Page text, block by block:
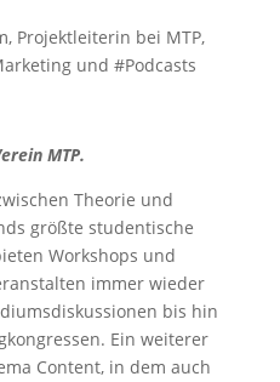
Projektleiterin bei MTP,
und #Podcasts
MTP.
Theorie und
größte studentische
Workshops und
immer wieder
bis hin
Ein weiterer
Content, in dem auch